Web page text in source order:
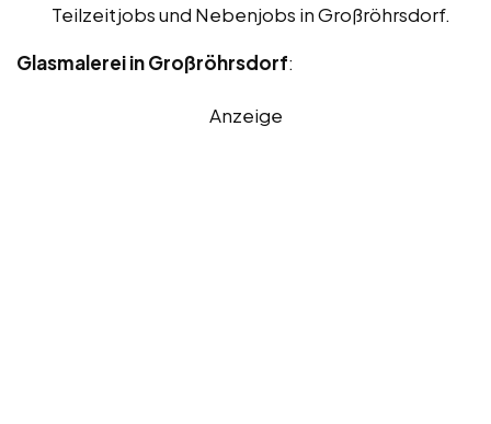
Teilzeitjobs und Nebenjobs in Großröhrsdorf.
Glasmalerei in Großröhrsdorf:
Anzeige